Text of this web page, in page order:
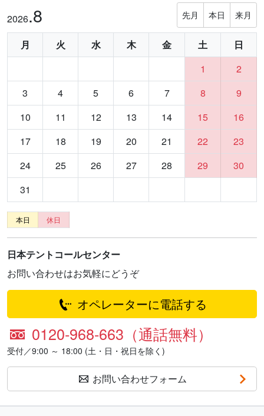
2026.8 先月 本日 来月
月 火 水 木 金 土
日
1
2
3
4 5 6 7 8
9
10
11 12 13 14 15
16
17
18 19 20 21 22
23
24
25 26 27 28 29
30
31
本日 休日
日本テントコールセンター
お問い合わせはお気軽にどうぞ
オペレーターに電話する
0120-968-663（通話無料）
受付／9:00 ～ 18:00 (土・日・祝日を除く)
お問い合わせフォーム